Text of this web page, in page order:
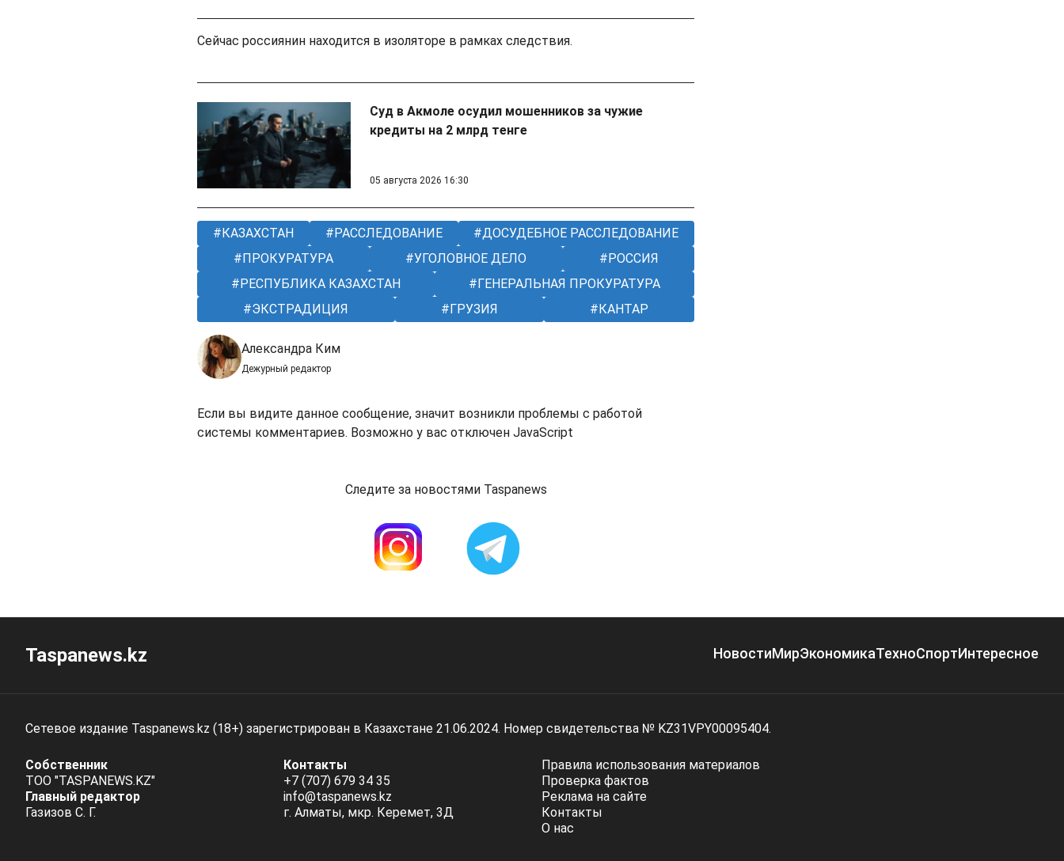
Сейчас россиянин находится в изоляторе в рамках следствия.
Суд в Акмоле осудил мошенников за чужие
кредиты на 2 млрд тенге
05 августа 2026 16:30
КАЗАХСТАН РАССЛЕДОВАНИЕ
ДОСУДЕБНОЕ РАССЛЕДОВАНИЕ
ПРОКУРАТУРА
УГОЛОВНОЕ ДЕЛО
РОССИЯ
РЕСПУБЛИКА КАЗАХСТАН
ГЕНЕРАЛЬНАЯ ПРОКУРАТУРА
ЭКСТРАДИЦИЯ
ГРУЗИЯ КАНТАР
Александра Ким
Дежурный редактор
Если вы видите данное сообщение, значит возникли проблемы с работой
системы комментариев. Возможно у вас отключен JavaScript
Следите за новостями Taspanews
Taspanews.kz НовостиМирЭкономикаТехноСпортИнтересное
Сетевое издание Taspanews.kz (18+) зарегистрирован в Казахстане 21.06.2024. Номер свидетельства № KZ31VPY00095404.
Собственник
ТОО "TASPANEWS.KZ"
Главный редактор
Газизов С. Г.
Контакты
+7 (707) 679 34 35
info@taspanews.kz
г. Алматы, мкр. Керемет, 3Д
Правила использования материалов
Проверка фактов
Реклама на сайте
Контакты
О нас